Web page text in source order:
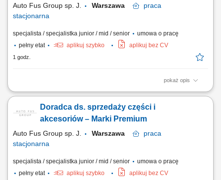
Auto Fus Group sp. J. Warszawa
praca
stacjonarna
specjalista / specjalistka junior / mid / senior
umowa o pracę
pełny etat
aplikuj szybko aplikuj bez CV
1 godz.
pokaż opis
Zapraszamy do zespołu tworzącego nowoczesny serwis marek
wyznaczają standard codziennej pracy. Jeśli posiadasz doświadczenie
w obsłudze Klienta i chcesz rozwijać swoją karierę w prestiżowym
Doradca ds. sprzedaży części i
akcesoriów – Marki Premium
Auto Fus Group sp. J. Warszawa
praca
stacjonarna
specjalista / specjalistka junior / mid / senior
umowa o pracę
pełny etat
aplikuj szybko aplikuj bez CV